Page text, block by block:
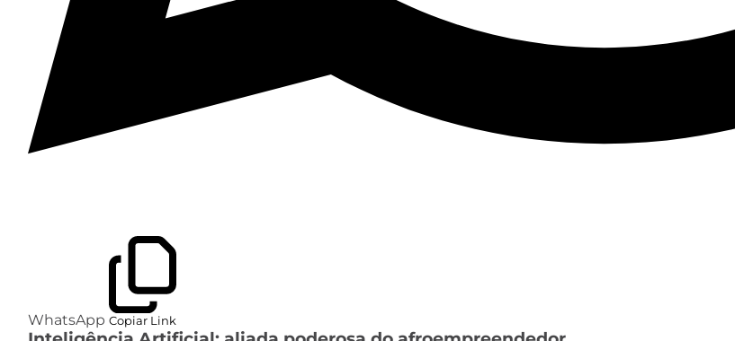
WhatsApp Copiar Link